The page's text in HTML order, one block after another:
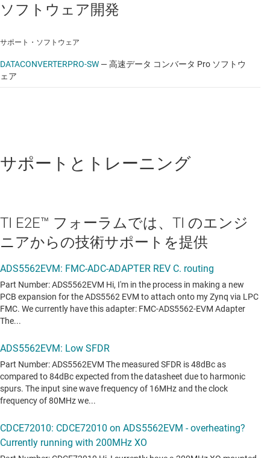
ソフトウェア開発
サポート・ソフトウェア
DATACONVERTERPRO-SW —高速データ コンバータ Pro ソフトウ
ェア
サポートとトレーニング
TI E2E™ フォーラムでは、TI のエンジ
ニアからの技術サポートを提供